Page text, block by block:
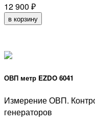
12 900 ₽
в корзину
ОВП метр EZDO 6041
Измерение ОВП.
генераторов